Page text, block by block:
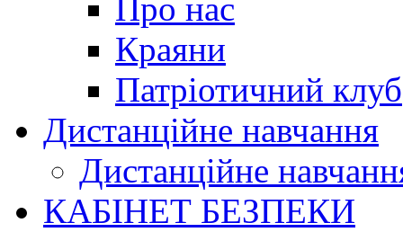
Про нас
Краяни
Патріотичний клуб
Дистанційне навчання
Дистанційне
КАБІНЕТ БЕЗПЕКИ